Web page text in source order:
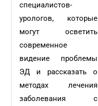
специалистов-
урологов, которые
могут осветить
современное
видение проблемы
ЭД и рассказать о
методах лечения
заболевания с